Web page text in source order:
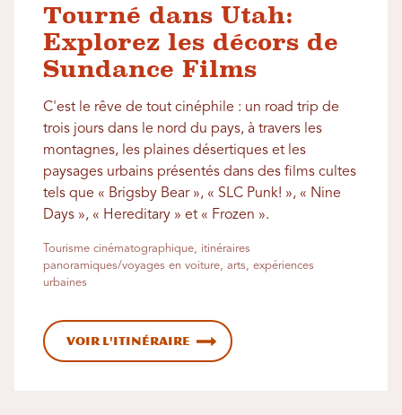
Tourné dans Utah:
Explorez les décors de
Sundance Films
C'est le rêve de tout cinéphile : un road trip de
trois jours dans le nord du pays, à travers les
montagnes, les plaines désertiques et les
paysages urbains présentés dans des films cultes
tels que « Brigsby Bear », « SLC Punk! », « Nine
Days », « Hereditary » et « Frozen ».
Tourisme cinématographique, itinéraires
panoramiques/voyages en voiture, arts, expériences
urbaines
Voir l'itinéraire